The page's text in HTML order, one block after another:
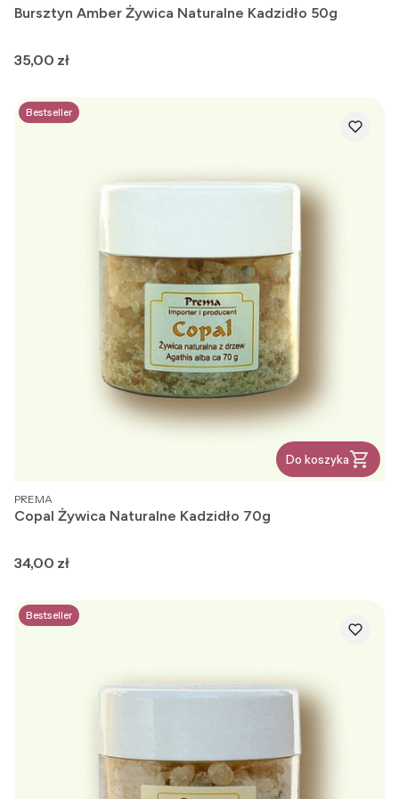
Bursztyn Amber Żywica Naturalne Kadzidło 50g
Cena
35,00 zł
Bestseller
Do koszyka
PRODUCENT
PREMA
Copal Żywica Naturalne Kadzidło 70g
Cena
34,00 zł
Bestseller